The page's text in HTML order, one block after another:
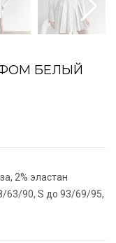
БЕЛЫЙ
2% эластан
63/90, S до 93/69/95,